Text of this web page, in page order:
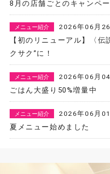
8月の店舗ごとのキャンペ
メニュー紹介 2026年06月
【初のリニューアル】〈
クサク”に！
メニュー紹介 2026年06月
ごはん大盛り50%増量中
メニュー紹介 2026年06月
夏メニュー始めました